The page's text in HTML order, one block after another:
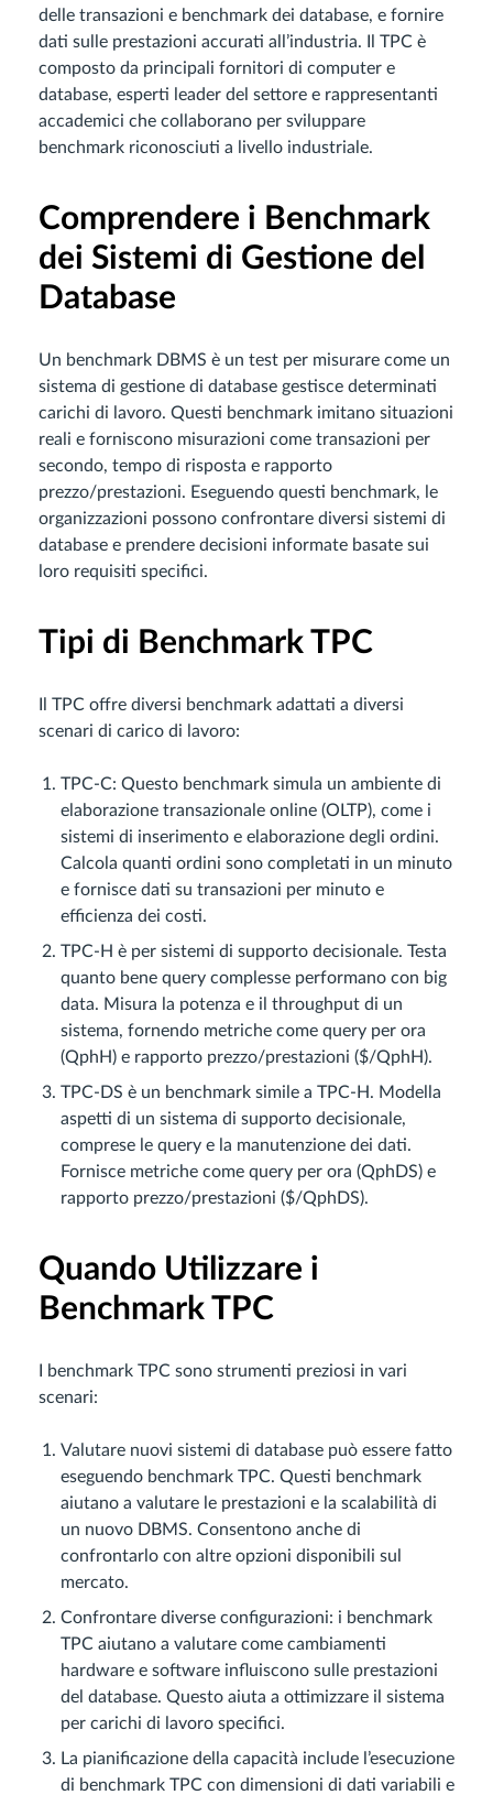
delle transazioni e benchmark dei database, e fornire
dati sulle prestazioni accurati all’industria. Il TPC è
composto da principali fornitori di computer e
database, esperti leader del settore e rappresentanti
accademici che collaborano per sviluppare
benchmark riconosciuti a livello industriale.
Comprendere i Benchmark
dei Sistemi di Gestione del
Database
Un benchmark DBMS è un test per misurare come un
sistema di gestione di database gestisce determinati
carichi di lavoro. Questi benchmark imitano situazioni
reali e forniscono misurazioni come transazioni per
secondo, tempo di risposta e rapporto
prezzo/prestazioni. Eseguendo questi benchmark, le
organizzazioni possono confrontare diversi sistemi di
database e prendere decisioni informate basate sui
loro requisiti specifici.
Tipi di Benchmark TPC
Il TPC offre diversi benchmark adattati a diversi
scenari di carico di lavoro:
TPC-C: Questo benchmark simula un ambiente di
elaborazione transazionale online (OLTP), come i
sistemi di inserimento e elaborazione degli ordini.
Calcola quanti ordini sono completati in un minuto
e fornisce dati su transazioni per minuto e
efficienza dei costi.
TPC-H è per sistemi di supporto decisionale. Testa
quanto bene query complesse performano con big
data. Misura la potenza e il throughput di un
sistema, fornendo metriche come query per ora
(QphH) e rapporto prezzo/prestazioni ($/QphH).
TPC-DS è un benchmark simile a TPC-H. Modella
aspetti di un sistema di supporto decisionale,
comprese le query e la manutenzione dei dati.
Fornisce metriche come query per ora (QphDS) e
rapporto prezzo/prestazioni ($/QphDS).
Quando Utilizzare i
Benchmark TPC
I benchmark TPC sono strumenti preziosi in vari
scenari:
Valutare nuovi sistemi di database può essere fatto
eseguendo benchmark TPC. Questi benchmark
aiutano a valutare le prestazioni e la scalabilità di
un nuovo DBMS. Consentono anche di
confrontarlo con altre opzioni disponibili sul
mercato.
Confrontare diverse configurazioni: i benchmark
TPC aiutano a valutare come cambiamenti
hardware e software influiscono sulle prestazioni
del database. Questo aiuta a ottimizzare il sistema
per carichi di lavoro specifici.
La pianificazione della capacità include l’esecuzione
di benchmark TPC con dimensioni di dati variabili e